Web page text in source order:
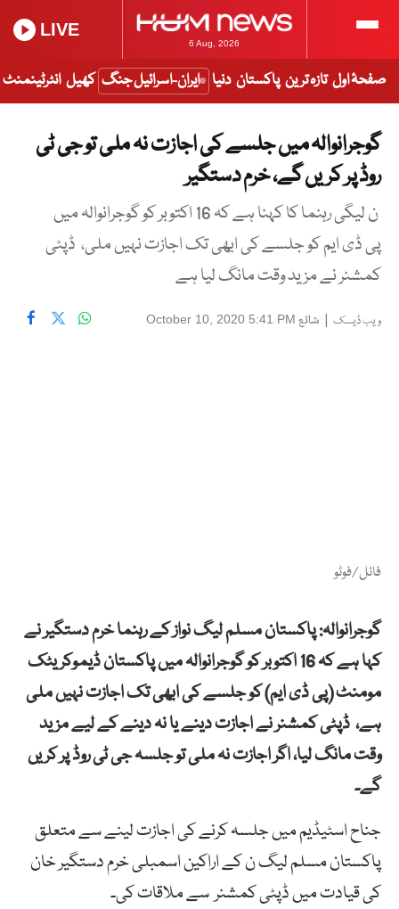
6 Aug, 2026
LIVE
صفحۂ اول تازہ ترین پاکستان دنیا ایران-اسرائیل جنگ کھیل انٹرٹینمنٹ
گوجرانوالہ میں جلسے کی اجازت نہ ملی تو جی ٹی
روڈ پر کریں گے، خرم دستگیر
ن لیگی رہنما کا کہنا ہے کہ 16 اکتوبر کو گوجرانوالہ میں
پی ڈی ایم کو جلسے کی ابھی تک اجازت نہیں ملی، ڈپٹی
کمشنر نے مزید وقت مانگ لیا ہے
ویب ڈیسک | شائع October 10, 2020 5:41 PM
فائل/فوٹو
گوجرانوالہ: پاکستان مسلم لیگ نواز کے رہنما خرم دستگیر نے
کہا ہے کہ 16 اکتوبر کو گوجرانوالہ میں پاکستان ڈیموکریٹک
مومنٹ (پی ڈی ایم) کو جلسے کی ابھی تک اجازت نہیں ملی
ہے، ڈپٹی کمشنر نے اجازت دینے یا نہ دینے کے لیے مزید
وقت مانگ لیا، اگر اجازت نہ ملی تو جلسہ جی ٹی روڈ پر کریں
گے۔
جناح اسٹیڈیم میں جلسہ کرنے کی اجازت لینے سے متعلق
پاکستان مسلم لیگ ن کے اراکین اسمبلی خرم دستگیر خان
کی قیادت میں ڈپٹی کمشنر سے ملاقات کی۔